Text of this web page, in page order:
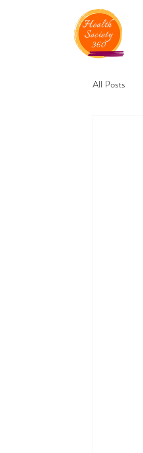
All Posts